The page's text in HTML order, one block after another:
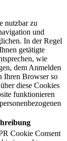
nutzbar zu
und
In der Regel
getätigte
wie
dem Anmelden
Ihren Browser so
diese Cookies
funktionieren
Cookie Consent